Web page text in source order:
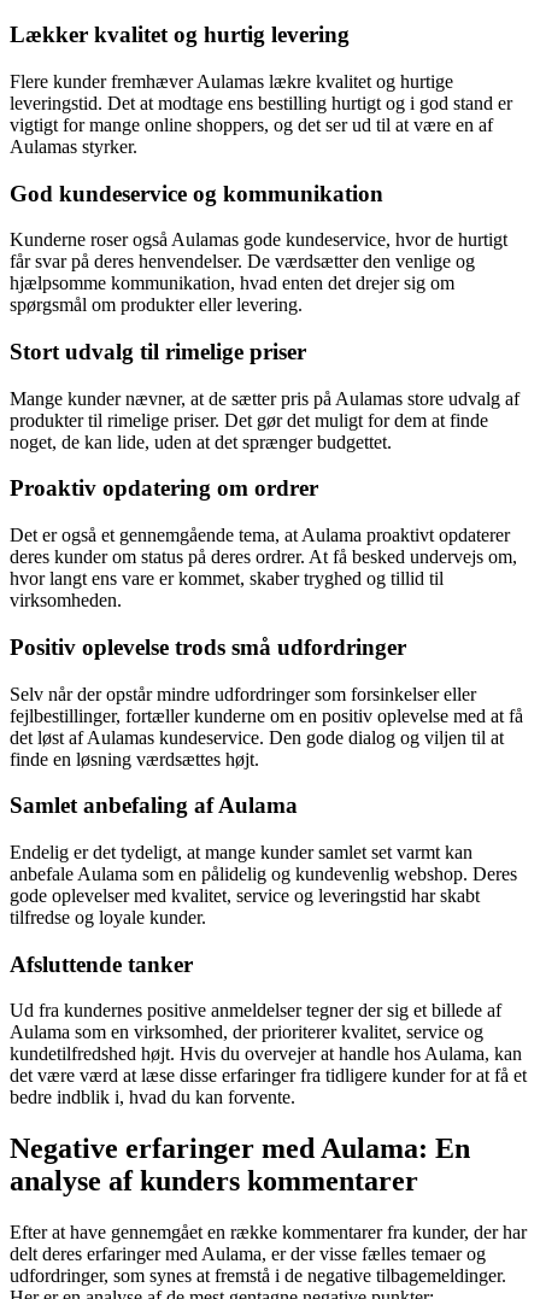
Lækker kvalitet og hurtig levering
Flere kunder fremhæver Aulamas lækre kvalitet og hurtige
leveringstid. Det at modtage ens bestilling hurtigt og i god stand er
vigtigt for mange online shoppers, og det ser ud til at være en af
Aulamas styrker.
God kundeservice og kommunikation
Kunderne roser også Aulamas gode kundeservice, hvor de hurtigt
får svar på deres henvendelser. De værdsætter den venlige og
hjælpsomme kommunikation, hvad enten det drejer sig om
spørgsmål om produkter eller levering.
Stort udvalg til rimelige priser
Mange kunder nævner, at de sætter pris på Aulamas store udvalg af
produkter til rimelige priser. Det gør det muligt for dem at finde
noget, de kan lide, uden at det sprænger budgettet.
Proaktiv opdatering om ordrer
Det er også et gennemgående tema, at Aulama proaktivt opdaterer
deres kunder om status på deres ordrer. At få besked undervejs om,
hvor langt ens vare er kommet, skaber tryghed og tillid til
virksomheden.
Positiv oplevelse trods små udfordringer
Selv når der opstår mindre udfordringer som forsinkelser eller
fejlbestillinger, fortæller kunderne om en positiv oplevelse med at få
det løst af Aulamas kundeservice. Den gode dialog og viljen til at
finde en løsning værdsættes højt.
Samlet anbefaling af Aulama
Endelig er det tydeligt, at mange kunder samlet set varmt kan
anbefale Aulama som en pålidelig og kundevenlig webshop. Deres
gode oplevelser med kvalitet, service og leveringstid har skabt
tilfredse og loyale kunder.
Afsluttende tanker
Ud fra kundernes positive anmeldelser tegner der sig et billede af
Aulama som en virksomhed, der prioriterer kvalitet, service og
kundetilfredshed højt. Hvis du overvejer at handle hos Aulama, kan
det være værd at læse disse erfaringer fra tidligere kunder for at få et
bedre indblik i, hvad du kan forvente.
Negative erfaringer med Aulama: En
analyse af kunders kommentarer
Efter at have gennemgået en række kommentarer fra kunder, der har
delt deres erfaringer med Aulama, er der visse fælles temaer og
udfordringer, som synes at fremstå i de negative tilbagemeldinger.